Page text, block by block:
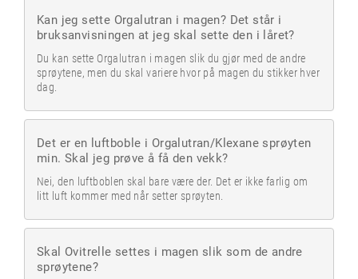
Kan jeg sette Orgalutran i magen? Det står i
bruksanvisningen at jeg skal sette den i låret?
Du kan sette Orgalutran i magen slik du gjør med de andre
sprøytene, men du skal variere hvor på magen du stikker hver
dag.
Det er en luftboble i Orgalutran/Klexane sprøyten
min. Skal jeg prøve å få den vekk?
Nei, den luftboblen skal bare være der. Det er ikke farlig om
litt luft kommer med når setter sprøyten.
Skal Ovitrelle settes i magen slik som de andre
sprøytene?